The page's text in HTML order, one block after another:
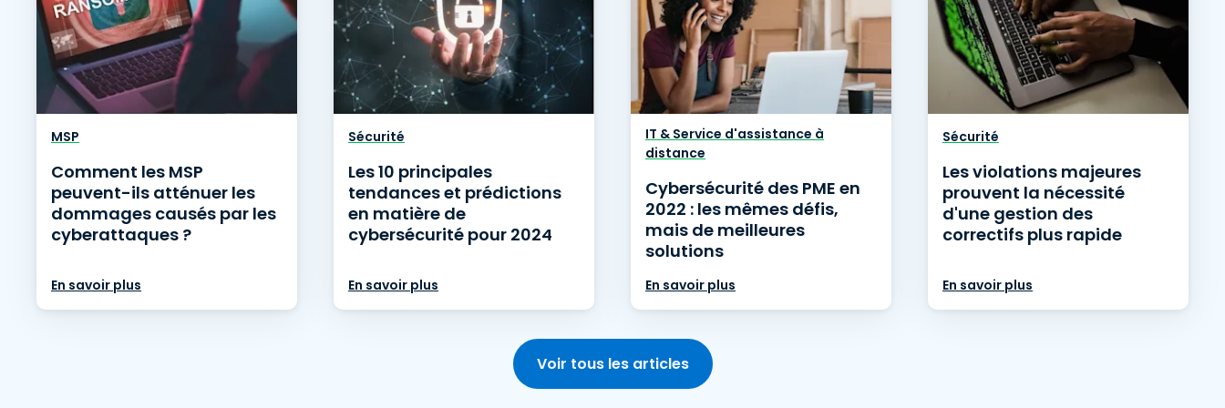
MSP
Comment les MSP
peuvent-ils atténuer les
dommages causés par les
cyberattaques ?
En savoir plus
Sécurité
Les 10 principales
tendances et prédictions
en matière de
cybersécurité pour 2024
En savoir plus
IT & Service d'assistance à
distance
Cybersécurité des PME en
2022 : les mêmes défis,
mais de meilleures
solutions
En savoir plus
Sécurité
Les violations majeures
prouvent la nécessité
d'une gestion des
correctifs plus rapide
En savoir plus
Voir tous les articles